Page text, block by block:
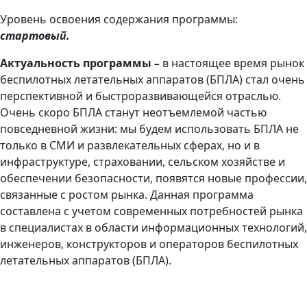
Уровень освоения содержания программы:
стартовый.
Актуальность программы – в настоящее время рынок
беспилотных летательных аппаратов (БПЛА) стал очень
перспективной и быстроразвивающейся отраслью.
Очень скоро БПЛА станут неотъемлемой частью
повседневной жизни: мы будем использовать БПЛА не
только в СМИ и развлекательных сферах, но и в
инфраструктуре, страховании, сельском хозяйстве и
обеспечении безопасности, появятся новые профессии,
связанные с ростом рынка. Данная программа
составлена с учетом современных потребностей рынка
в специалистах в области информационных технологий,
инженеров, конструкторов и операторов беспилотных
летательных аппаратов (БПЛА).